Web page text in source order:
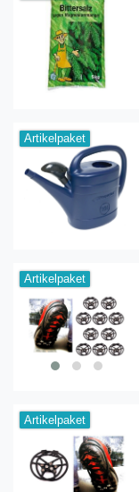
Artikelpaket
Artikelpaket
Artikelpaket